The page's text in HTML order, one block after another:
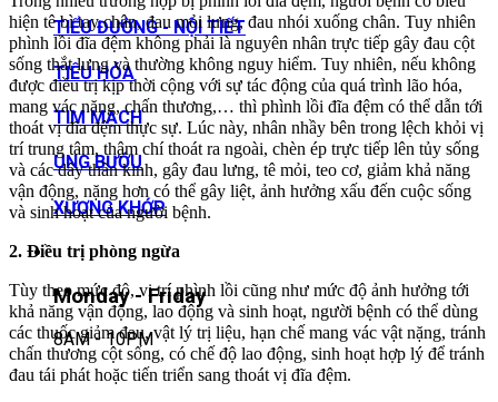
TIỂU ĐƯỜNG - NỘI TIẾT
TIÊU HÓA
TIM MẠCH
UNG BƯỚU
XƯƠNG KHỚP
Monday - Friday
8AM - 10PM
hiện tê bì tay chân, đau mỏi lưng, đau nhói xuống chân. Tuy nhiên
phình lồi đĩa đệm không phải là nguyên nhân trực tiếp gây đau cột
sống thắt lưng và thường không nguy hiểm. Tuy nhiên, nếu không
được điều trị kịp thời cộng với sự tác động của quá trình lão hóa,
mang vác nặng, chấn thương,… thì phình lồi đĩa đệm có thể dẫn tới
thoát vị đĩa đệm thực sự. Lúc này, nhân nhầy bên trong lệch khỏi vị
trí trung tâm, thậm chí thoát ra ngoài, chèn ép trực tiếp lên tủy sống
và các dây thần kinh, gây đau lưng, tê mỏi, teo cơ, giảm khả năng
vận động, nặng hơn có thể gây liệt, ảnh hưởng xấu đến cuộc sống
và sinh hoạt của người bệnh.
2. Điều trị phòng ngừa
Tùy theo mức độ, vị trí phình lồi cũng như mức độ ảnh hưởng tới
khả năng vận động, lao động và sinh hoạt, người bệnh có thể dùng
các thuốc giảm đau, vật lý trị liệu, hạn chế mang vác vật nặng, tránh
chấn thương cột sống, có chế độ lao động, sinh hoạt hợp lý để tránh
đau tái phát hoặc tiến triển sang thoát vị đĩa đệm.